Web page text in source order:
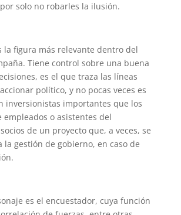
solo no robarles la ilusión.
la figura más relevante dentro del
Tiene control sobre una buena
es el que traza las líneas
político, y no pocas veces es
inversionistas importantes que los
empleados o asistentes del
de un proyecto que, a veces, se
la gestión de gobierno, en caso de
es el encuestador, cuya función